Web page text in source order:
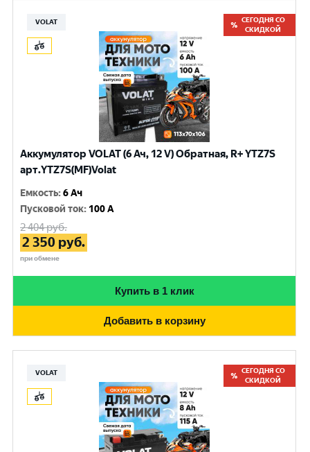
VOLAT
СЕГОДНЯ СО
СКИДКОЙ
Аккумулятор VOLAT (6 Ач, 12 V) Обратная, R+ YTZ7S
арт.YTZ7S(MF)Volat
Емкость:6 Ач
Пусковой ток: 100 A
2 404руб.
2 350 руб.
при обмене
Купить в 1 клик
Добавить в корзину
VOLAT
СЕГОДНЯ СО
СКИДКОЙ